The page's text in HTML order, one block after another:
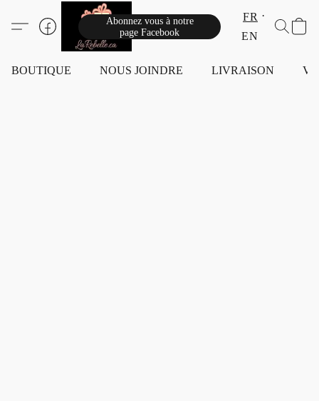
Abonnez vous à notre
page Facebook
FR
EN
BOUTIQUE NOUS JOINDRE LIVRAISON